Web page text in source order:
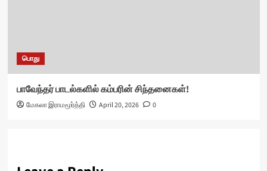
பொது
பாவேந்தர் பாடல்களில் கம்பரின் சிந்தனைகள்!
மேகலா இராமமூர்த்தி April 20, 2026 0